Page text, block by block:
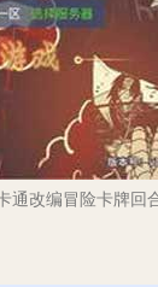
通改编冒险卡牌